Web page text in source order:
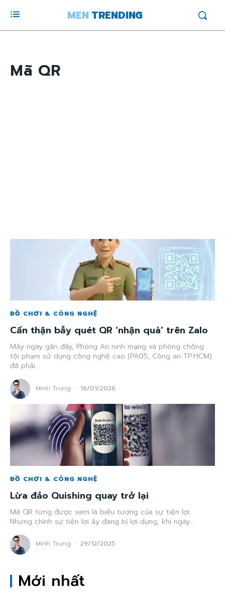
MEN TRENDING
Mã QR
ĐỒ CHƠI & CÔNG NGHỆ
Cẩn thận bẫy quét QR ‘nhận quà’ trên Zalo
Mấy ngày gần đây, Phòng An ninh mạng và phòng chống
tội phạm sử dụng công nghệ cao (PA05, Công an TP.HCM)
đã phải...
Minh Trung - 16/01/2026
ĐỒ CHƠI & CÔNG NGHỆ
Lừa đảo Quishing quay trở lại
Mã QR từng được xem là biểu tượng của sự tiện lợi.
Nhưng chính sự tiện lợi ấy đang bị lợi dụng, khi ngày...
Minh Trung - 29/12/2025
Mới nhất